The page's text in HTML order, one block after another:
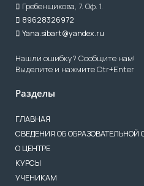
Гребенщикова, 7. Оф. 1.
89628326972
Yana.sibart@yandex.ru
Нашли ошибку? Сообщите нам!
Выделите и нажмите Ctr+Enter
Разделы
ГЛАВНАЯ
СВЕДЕНИЯ ОБ ОБРАЗОВАТЕЛЬНОЙ
О ЦЕНТРЕ
КУРСЫ
УЧЕНИКАМ